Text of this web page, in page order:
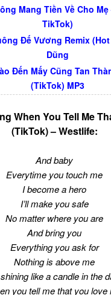
Mang Tiền Về Cho
TikTok)
Đế Vương Remix
Dũng
Đến Mấy Cũng Tan
(TikTok) MP3
When You Tell Me
(TikTok) – Westlife:
And baby
Everytime you touch me
I become a hero
I’ll make you safe
No matter where you are
And bring you
Everything you ask for
Nothing is above me
shining like a candle in the
you tell me that you love